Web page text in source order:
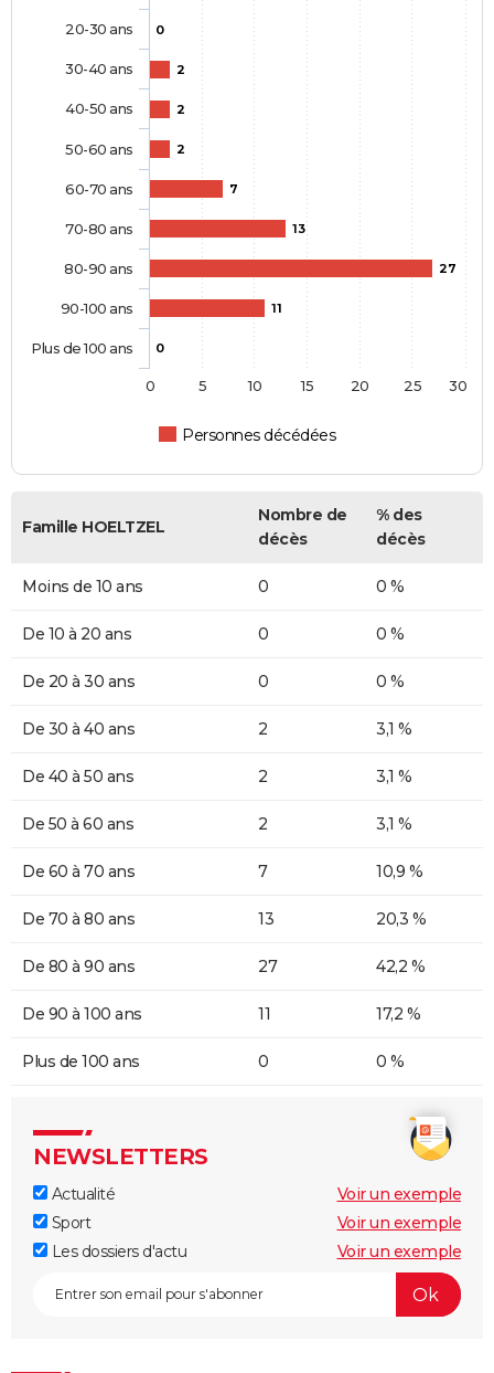
0
2
2
2
7
13
27
11
0
Personnes décédées
20-30 ans
30-40 ans
40-50 ans
50-60 ans
60-70 ans
70-80 ans
80-90 ans
90-100 ans
Plus de 100 ans
0 5 10 15 20 25 30
Famille HOELTZEL
Nombre de
décès
% des
décès
Moins de 10 ans 0 0 %
De 10 à 20 ans 0 0 %
De 20 à 30 ans 0 0 %
De 30 à 40 ans 2 3,1 %
De 40 à 50 ans 2 3,1 %
De 50 à 60 ans 2 3,1 %
De 60 à 70 ans 7 10,9 %
De 70 à 80 ans 13 20,3 %
De 80 à 90 ans 27 42,2 %
De 90 à 100 ans 11 17,2 %
Plus de 100 ans 0 0 %
NEWSLETTERS
Actualité
Voir un exemple
Sport
Voir un exemple
Les dossiers d'actu
Voir un exemple